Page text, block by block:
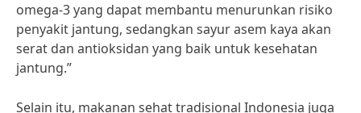
omega-3 yang dapat membantu menurunkan risiko
penyakit jantung, sedangkan sayur asem kaya akan
serat dan antioksidan yang baik untuk kesehatan
jantung.”
Selain itu, makanan sehat tradisional Indonesia juga